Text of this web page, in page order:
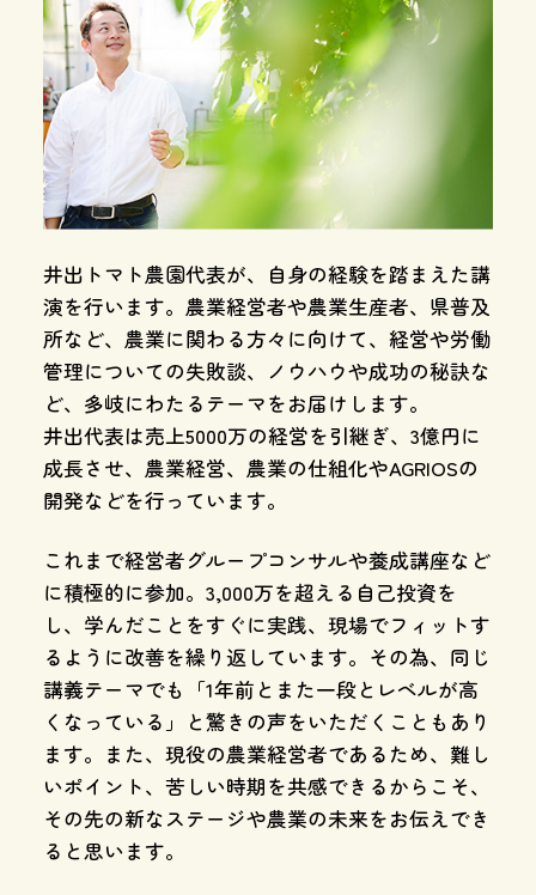
井出トマト農園代表が、自身の経験を踏まえた講
演を行います。農業経営者や農業生産者、県普及
所など、農業に関わる方々に向けて、経営や労働
管理についての失敗談、ノウハウや成功の秘訣な
ど、多岐にわたるテーマをお届けします。
井出代表は売上5000万の経営を引継ぎ、3億円に
成長させ、農業経営、農業の仕組化やAGRIOSの
開発などを行っています。
これまで経営者グループコンサルや養成講座など
に積極的に参加。3,000万を超える自己投資を
し、学んだことをすぐに実践、現場でフィットす
るように改善を繰り返しています。その為、同じ
講義テーマでも「1年前とまた一段とレベルが高
くなっている」と驚きの声をいただくこともあり
ます。また、現役の農業経営者であるため、難し
いポイント、苦しい時期を共感できるからこそ、
その先の新なステージや農業の未来をお伝えでき
ると思います。